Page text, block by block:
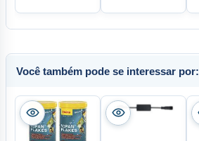
Você também pode se interessar por: